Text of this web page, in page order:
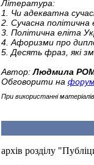
Література:
1. Чи адекватна
2. Сучасна політична
3. Політична еліта
4. Афоризми про
5. Десять фраз, які
Автор:Людмила
Обговорити на
При використанні
архів розділу